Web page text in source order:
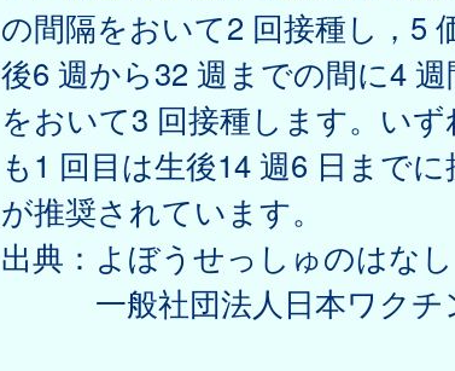
の間隔をおいて2 回接種し，5
後6 週から32 週までの間に4
をおいて3 回接種します。い
も1 回目は生後14 週6 日まで
が推奨されています。
出典：よぼうせっしゅのはなし
一般社団法人日本ワクチ